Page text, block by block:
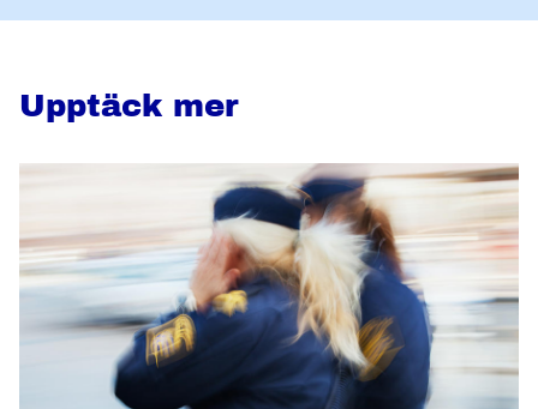
Upptäck mer